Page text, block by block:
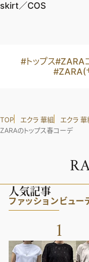
skirt／COS
#トップス#ZARA
#ZARA(
TOP エクラ 華組
エクラ
ZARAのトップス春コーデ
R
人気記事
ファッション ビュー
1